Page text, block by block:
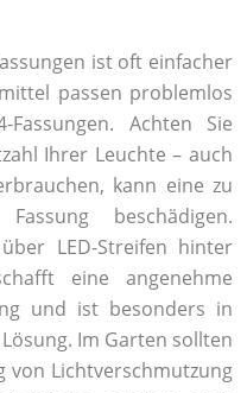
ist oft einfacher
passen problemlos
Achten Sie
Ihrer Leuchte – auch
kann eine zu
beschädigen.
LED-Streifen hinter
eine angenehme
und ist besonders in
Im Garten sollten
von Lichtverschmutzung